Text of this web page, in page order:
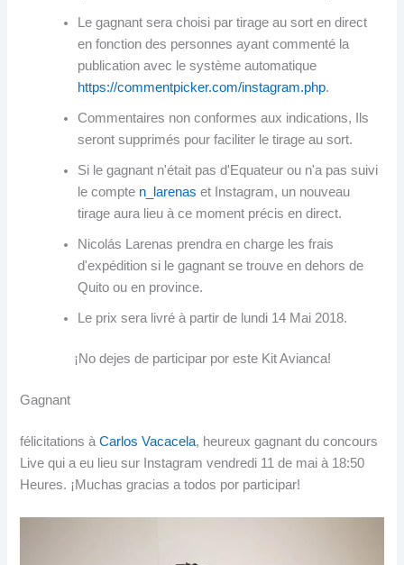
Le gagnant sera choisi par tirage au sort en direct
en fonction des personnes ayant commenté la
publication avec le système automatique
https://commentpicker.com/instagram.php.
Commentaires non conformes aux indications, Ils
seront supprimés pour faciliter le tirage au sort.
Si le gagnant n'était pas d'Equateur ou n'a pas suivi
le compte n_larenas et Instagram, un nouveau
tirage aura lieu à ce moment précis en direct.
Nicolás Larenas prendra en charge les frais
d'expédition si le gagnant se trouve en dehors de
Quito ou en province.
Le prix sera livré à partir de lundi 14 Mai 2018.
¡No dejes de participar por este Kit Avianca!
Gagnant
félicitations àCarlos Vacacela, heureux gagnant du concours
Live qui a eu lieu sur Instagram vendredi 11 de mai à 18:50
Heures. ¡Muchas gracias a todos por participar!